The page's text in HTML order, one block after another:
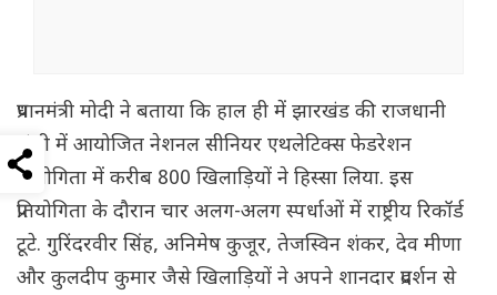
प्रधानमंत्री मोदी ने बताया कि हाल ही में झारखंड की राजधानी
रांची में आयोजित नेशनल सीनियर एथलेटिक्स फेडरेशन
प्रतियोगिता में करीब 800 खिलाड़ियों ने हिस्सा लिया. इस
प्रतियोगिता के दौरान चार अलग-अलग स्पर्धाओं में राष्ट्रीय रिकॉर्ड
टूटे. गुरिंदरवीर सिंह, अनिमेष कुजूर, तेजस्विन शंकर, देव मीणा
और कुलदीप कुमार जैसे खिलाड़ियों ने अपने शानदार प्रदर्शन से